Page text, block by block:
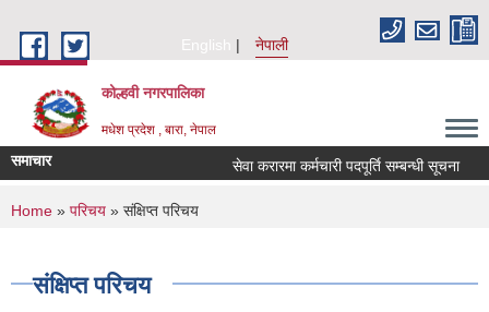
English
नेपाली
कोल्हवी नगरपालिका
मधेश प्रदेश , बारा, नेपाल
समाचार सेवा करारमा कर्मचारी पदपूर्ति सम्बन्धी सूचना
You are here
Home » परिचय » संक्षिप्त परिचय
संक्षिप्त परिचय